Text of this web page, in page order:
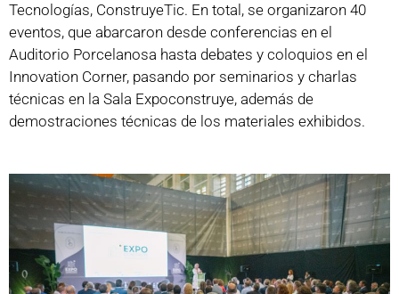
Tecnologías, ConstruyeTic. En total, se organizaron 40
eventos, que abarcaron desde conferencias en el
Auditorio Porcelanosa hasta debates y coloquios en el
Innovation Corner, pasando por seminarios y charlas
técnicas en la Sala Expoconstruye, además de
demostraciones técnicas de los materiales exhibidos.